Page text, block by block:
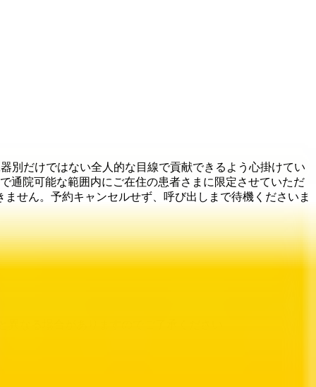
別だけではない全人的な目線で貢献できるよう心掛けてい
通院可能な範囲内にご在住の患者さまに限定させていただ
せん。予約キャンセルせず、呼び出しまで待機くださいま
なる場合がありますのでご了承ください